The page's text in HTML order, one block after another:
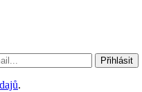
Přihlásit
.